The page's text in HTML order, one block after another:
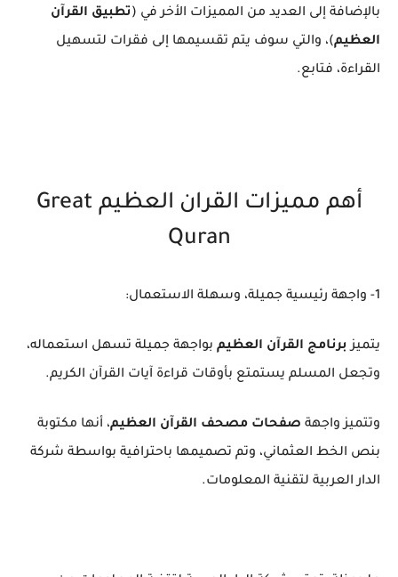
بالإضافة إلى العديد من المميزات الأخر في (تطبيق القرآن
العظيم)، والتي سوف يتم تقسيمها إلى فقرات لتسهيل
القراءة، فتابع.
أهم مميزات القران العظيم Great
Quran
1- واجهة رئيسية جميلة، وسهلة الاستعمال:
يتميز برنامج القرآن العظيم بواجهة جميلة تسهل استعماله،
وتجعل المسلم يستمتع بأوقات قراءة آيات القرآن الكريم.
وتتميز واجهة صفحات مصحف القرآن العظيم، أنها مكتوبة
بنص الخط العثماني، وتم تصميمها باحترافية بواسطة شركة
الدار العربية لتقنية المعلومات.